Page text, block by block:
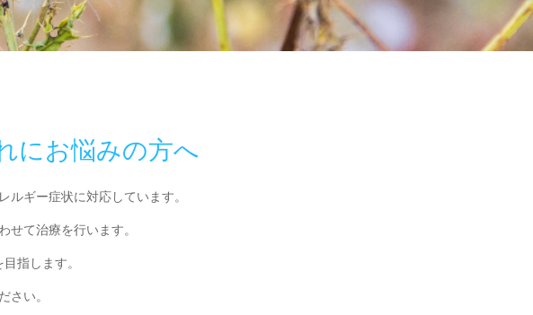
にお悩みの方へ
ギー症状に対応しています。
せて治療を行います。
指します。
さい。